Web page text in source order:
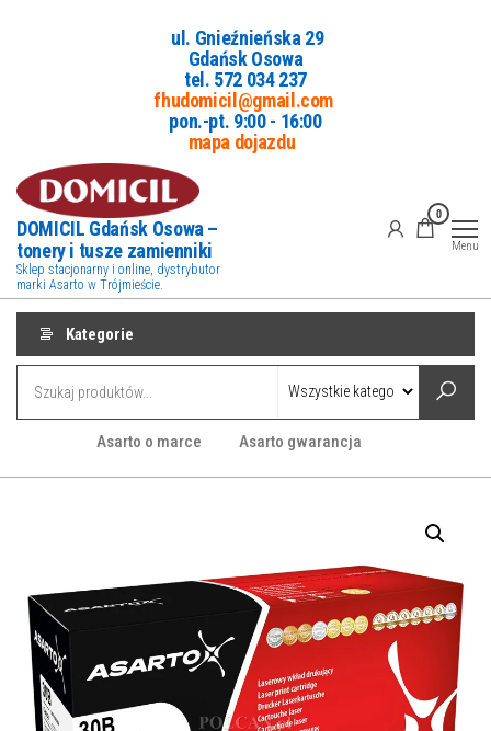
ul. Gnieźnieńska 29
Gdańsk Osowa
tel. 572 034 237
fhudomicil@gmail.com
pon.-pt. 9:00 - 16:00
mapa dojazdu
DOMICIL Gdańsk Osowa –
tonery i tusze zamienniki
Sklep stacjonarny i online, dystrybutor
marki Asarto w Trójmieście.
0
Menu
Kategorie
Asarto o marce Asarto gwarancja